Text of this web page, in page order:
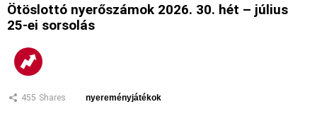
Ötöslottó nyerőszámok 2026. 30. hét – július
25-ei sorsolás
455 Shares nyereményjátékok